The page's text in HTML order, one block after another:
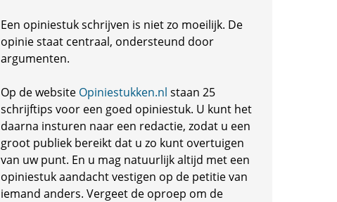
Een opiniestuk schrijven is niet zo moeilijk. De
opinie staat centraal, ondersteund door
argumenten.
Op de website Opiniestukken.nl staan 25
schrijftips voor een goed opiniestuk. U kunt het
daarna insturen naar een redactie, zodat u een
groot publiek bereikt dat u zo kunt overtuigen
van uw punt. En u mag natuurlijk altijd met een
opiniestuk aandacht vestigen op de petitie van
iemand anders. Vergeet de oproep om de